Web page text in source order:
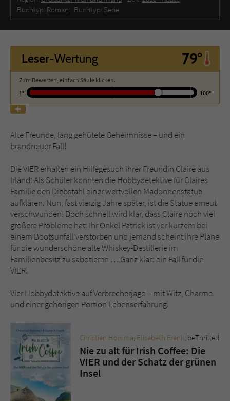
Buchtyp: Roman Buchtyp: Serie
Leser-Wertung 79°
Zum Bewerten, einfach Säule klicken.
1°
100°
Alte Freunde, lang gehütete Geheimnisse – und ein
brandneuer Fall!
Die VIER erhalten ein Hilfegesuch ihrer Freundin Claire aus
Irland: Als Schüler konnten die Hobbydetektive für Claires
Familie den Diebstahl einer wertvollen Madonnenstatue
aufklären. Nun, fast vierzig Jahre später, ist die Statue erneut
verschwunden! Doch schnell wird klar, dass Claire noch viel
größere Probleme hat: Ihr Onkel Patrick ist vor kurzem bei
einem Bootsunfall verstorben und jemand scheint ihre Pläne
für die wunderschöne alte Whiskey-Destillerie im
Familienbesitz zu sabotieren … Ganz klar: ein Fall für die
VIER!
Vier Hobbydetektive auf Verbrecherjagd – mit Witz, Charme
und einer gehörigen Portion Lebenserfahrung.
Christian Homma, Elisabeth Frank, beThrilled
Nie zu alt für Irish Coffee: Die
VIER und der Schatz der grünen
Insel
Anbieter Literatur-Couch Medien GmbH & Co. KG
Laufzeit 1 Jahr
Zweck Cookie für Kommentare einzelner Buchtitel
fe_typo_user
Laufzeit Session
Zweck
Dieses Cookie gewährleistet die
Kommunikation der Webseite mit dem
Benutzer. Es wird benötigt um z. B. den
Sicherheitscode des Kontaktformulars zu
überprüfen.